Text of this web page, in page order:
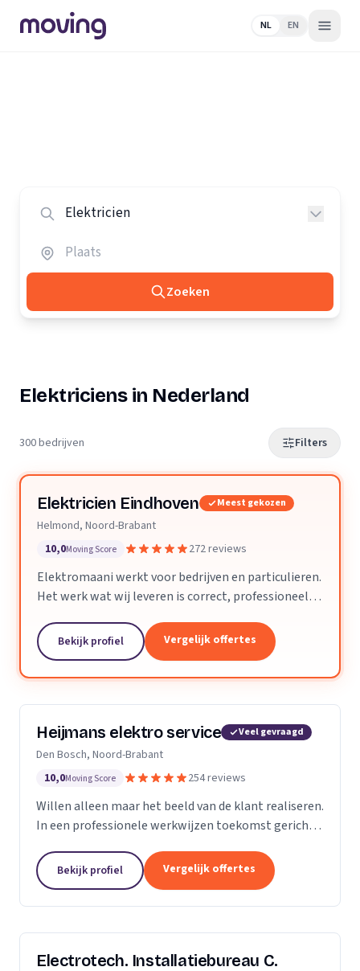
NL EN
Zoeken
Elektriciens in Nederland
300 bedrijven Filters
Elektricien Eindhoven Meest gekozen
Helmond, Noord-Brabant
10,0Moving Score 272 reviews
Elektromaani werkt voor bedrijven en particulieren.
Het werk wat wij leveren is correct, professioneel
of grote projecten zijn geen enkel probleem.
Bekijk profiel Vergelijk offertes
Heijmans elektro service Veel gevraagd
Den Bosch, Noord-Brabant
10,0Moving Score 254 reviews
Willen alleen maar het beeld van de klant realiseren.
In een professionele werkwijzen toekomst gericht.
toekomst.
Bekijk profiel Vergelijk offertes
Electrotech. Installatiebureau C.